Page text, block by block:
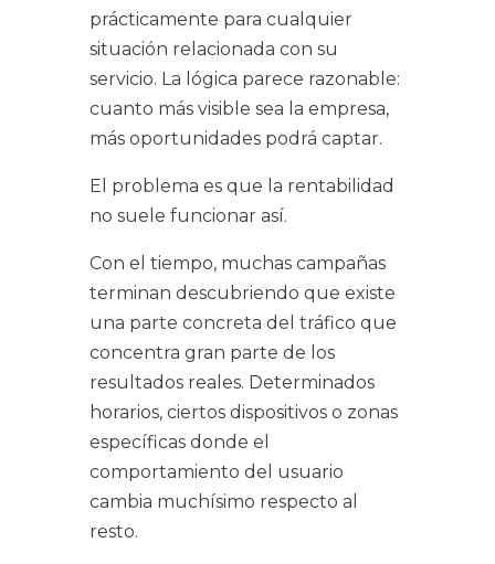
prácticamente para cualquier
situación relacionada con su
servicio. La lógica parece razonable:
cuanto más visible sea la empresa,
más oportunidades podrá captar.
El problema es que la rentabilidad
no suele funcionar así.
Con el tiempo, muchas campañas
terminan descubriendo que existe
una parte concreta del tráfico que
concentra gran parte de los
resultados reales. Determinados
horarios, ciertos dispositivos o zonas
específicas donde el
comportamiento del usuario
cambia muchísimo respecto al
resto.